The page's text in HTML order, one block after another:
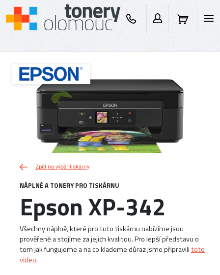
Zpět na výběr tiskárny
NÁPLNĚ A TONERY PRO TISKÁRNU
Epson XP-342
Všechny náplně, které pro tuto tiskárnu nabízíme jsou
prověřené a stojíme za jejich kvalitou. Pro lepší představu o
tom jak fungujeme a na co klademe důraz jsme připravilitoto
video.